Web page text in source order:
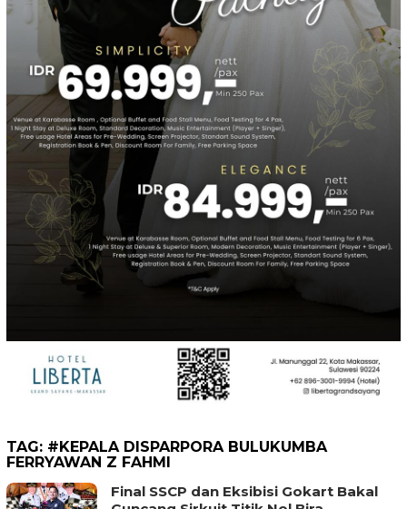
TAG: #KEPALA DISPARPORA BULUKUMBA
FERRYAWAN Z FAHMI
Final SSCP dan Eksibisi Gokart Bakal